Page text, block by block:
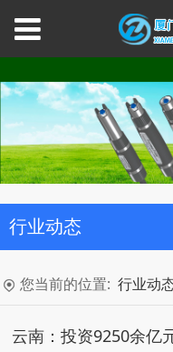
行业动态
您当前的位置: 行业动